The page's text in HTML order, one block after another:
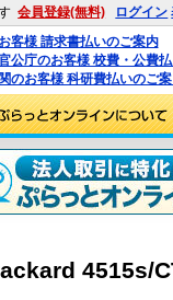
会員登録(無料) ログイン
客様 請求書払いのご案内
公庁のお客様 校費・公費
のお客様 科研費払いのご
4515s/